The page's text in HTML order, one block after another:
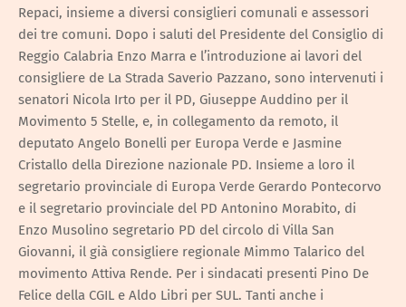
Repaci, insieme a diversi consiglieri comunali e assessori
dei tre comuni. Dopo i saluti del Presidente del Consiglio di
Reggio Calabria Enzo Marra e l’introduzione ai lavori del
consigliere de La Strada Saverio Pazzano, sono intervenuti i
senatori Nicola Irto per il PD, Giuseppe Auddino per il
Movimento 5 Stelle, e, in collegamento da remoto, il
deputato Angelo Bonelli per Europa Verde e Jasmine
Cristallo della Direzione nazionale PD. Insieme a loro il
segretario provinciale di Europa Verde Gerardo Pontecorvo
e il segretario provinciale del PD Antonino Morabito, di
Enzo Musolino segretario PD del circolo di Villa San
Giovanni, il già consigliere regionale Mimmo Talarico del
movimento Attiva Rende. Per i sindacati presenti Pino De
Felice della CGIL e Aldo Libri per SUL. Tanti anche i